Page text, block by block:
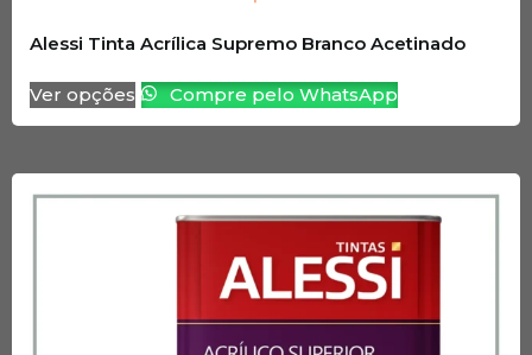
Alessi Tinta Acrílica Supremo Branco Acetinado
Ver opções Compre pelo WhatsApp